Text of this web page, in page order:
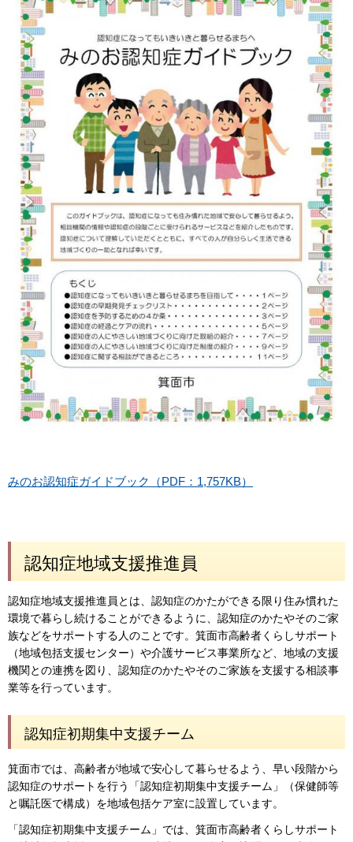
みのお認知症ガイドブック（PDF：1,757KB）
認知症地域支援推進員
認知症地域支援推進員とは、認知症のかたができる限り住み慣れた
環境で暮らし続けることができるように、認知症のかたやそのご家
族などをサポートする人のことです。箕面市高齢者くらしサポート
（地域包括支援センター）や介護サービス事業所など、地域の支援
機関との連携を図り、認知症のかたやそのご家族を支援する相談事
業等を行っています。
認知症初期集中支援チーム
箕面市では、高齢者が地域で安心して暮らせるよう、早い段階から
認知症のサポートを行う「認知症初期集中支援チーム」（保健師等
と嘱託医で構成）を地域包括ケア室に設置しています。
「認知症初期集中支援チーム」では、箕面市高齢者くらしサポート